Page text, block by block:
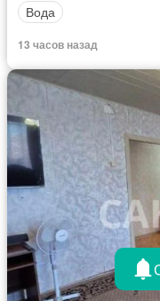
Вода
13 часов назад